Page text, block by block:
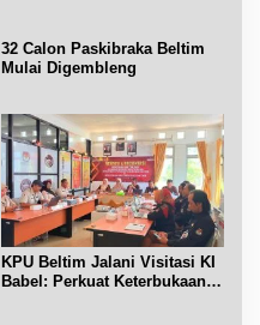
32 Calon Paskibraka Beltim
Mulai Digembleng
KPU Beltim Jalani Visitasi KI
Babel: Perkuat Keterbukaan